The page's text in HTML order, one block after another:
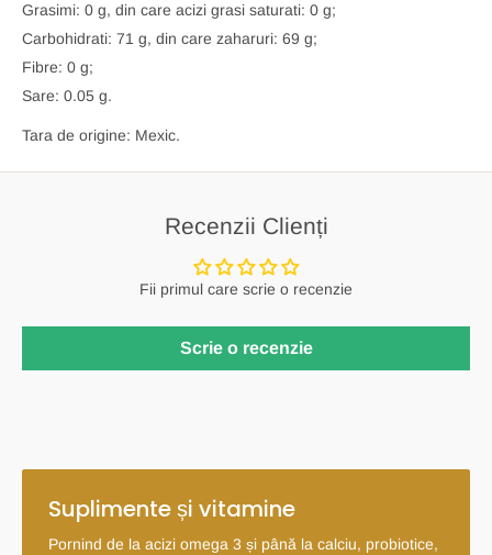
Grasimi: 0 g, din care acizi grasi saturati: 0 g;
Carbohidrati: 71 g, din care zaharuri: 69 g;
Fibre: 0 g;
Sare: 0.05 g.
Tara de origine: Mexic.
Recenzii Clienți
Fii primul care scrie o recenzie
Scrie o recenzie
Suplimente și vitamine
Pornind de la acizi omega 3 și până la calciu, probiotice,